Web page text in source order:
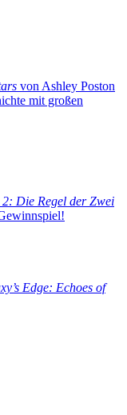
von Ashley Poston
mit großen
Die Regel der Zwei
Edge: Echoes of